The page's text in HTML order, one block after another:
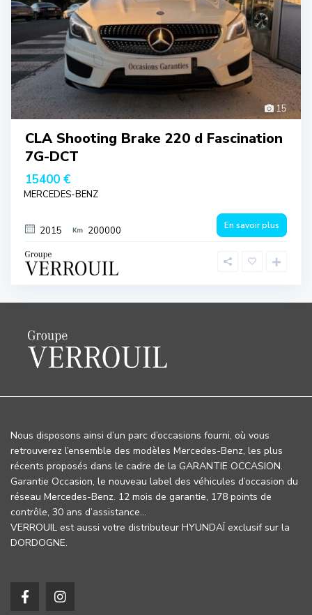
15
CLA Shooting Brake 220 d Fascination
7G-DCT
15400 €
MERCEDES-BENZ
2015 200000 En savoir plus
Nous disposons ainsi d’un parc d’occasions fourni, où vous
retrouverez l’ensemble des modèles Mercedes-Benz, les plus
récents proposés dans le cadre de la GARANTIE OCCASION.
Garantie Occasion, le nouveau label des véhicules d’occasion du
réseau Mercedes-Benz. 12 mois de garantie, 178 points de
contrôle, 30 ans d’assistance…
VERROUIL est aussi votre distributeur HYUNDAÏ exclusif sur la
DORDOGNE.